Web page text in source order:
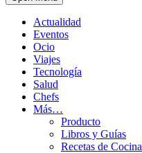
Actualidad
Eventos
Ocio
Viajes
Tecnología
Salud
Chefs
Más…
Producto
Libros y Guías
Recetas de Cocina